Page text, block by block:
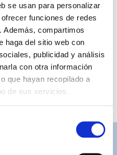
se usan para personalizar
funciones de redes
Además, compartimos
haga del sitio web con
publicidad y análisis
con otra información
que hayan recopilado a
de sus servicios.